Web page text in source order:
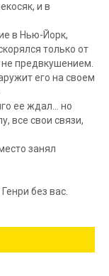
и в
в Нью-Йорк,
только от
предвкушением.
его на своем
ее ждал… но
все свои связи,
занял
без вас.